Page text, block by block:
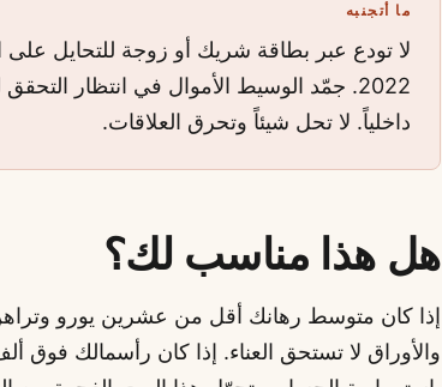
ما أتجنبه
لا تودع عبر بطاقة شريك أو زوجة للتحايل
2022. جمّد الوسيط الأموال في انتظار
داخلياً. لا تحل شيئاً وتحرق العلاقات.
هل هذا مناسب لك؟
إذا كان متوسط رهانك أقل من عشرين يورو
والأوراق لا تستحق العناء. إذا كان رأسمالك فوق